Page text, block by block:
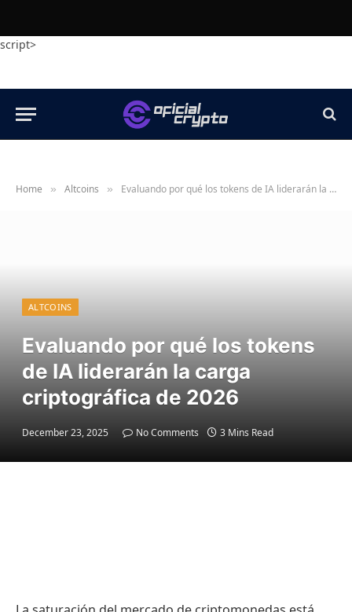
script>
Home » Altcoins » Evaluando por qué los tokens de IA liderarán la carga criptográfica de 2026
ALTCOINS
Evaluando por qué los tokens
de IA liderarán la carga
criptográfica de 2026
December 23, 2025 No Comments 3 Mins Read